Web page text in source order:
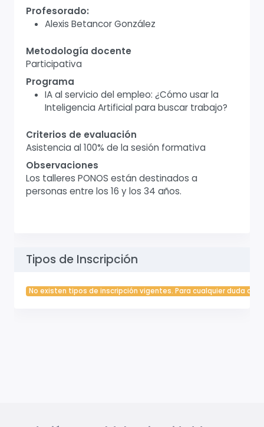
Profesorado:
Alexis Betancor González
Metodología docente
Participativa
Programa
IA al servicio del empleo: ¿Cómo usar la
Inteligencia Artificial para buscar trabajo?
Criterios de evaluación
Asistencia al 100% de la sesión formativa
Observaciones
Los talleres PONOS están destinados a
personas entre los 16 y los 34 años.
Tipos de Inscripción
No existen tipos de inscripción vigentes. Para cualquier duda